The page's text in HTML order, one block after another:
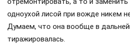
одноухой лисой при вожде никем
Думаем, что она вообще в
тиражировалась.